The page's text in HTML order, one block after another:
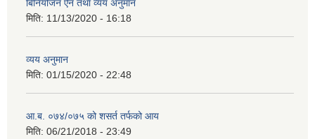
बिनियोजन ऐन तथा व्यय अनुमान
मिति: 11/13/2020 - 16:18
व्यय अनुमान
मिति: 01/15/2020 - 22:48
आ.ब. ०७४/०७५ को शसर्त तर्फको आय
मिति: 06/21/2018 - 23:49